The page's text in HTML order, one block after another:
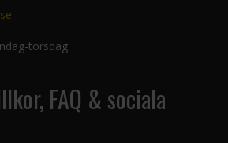
torsdag
FAQ & sociala